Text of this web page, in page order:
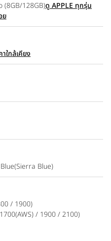
(8GB/128GB)ดู APPLE ทุกรุ่น
ย
ใกล้เคียง
Blue)
/ 1900)
/ 1900 / 2100)